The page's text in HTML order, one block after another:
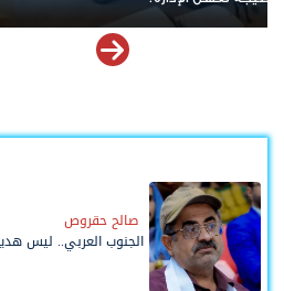
صالح حقروص
الجنوب العربي.. ليس